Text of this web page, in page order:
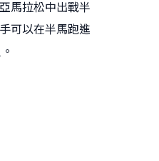
馬拉松中出戰半
可以在半馬跑進